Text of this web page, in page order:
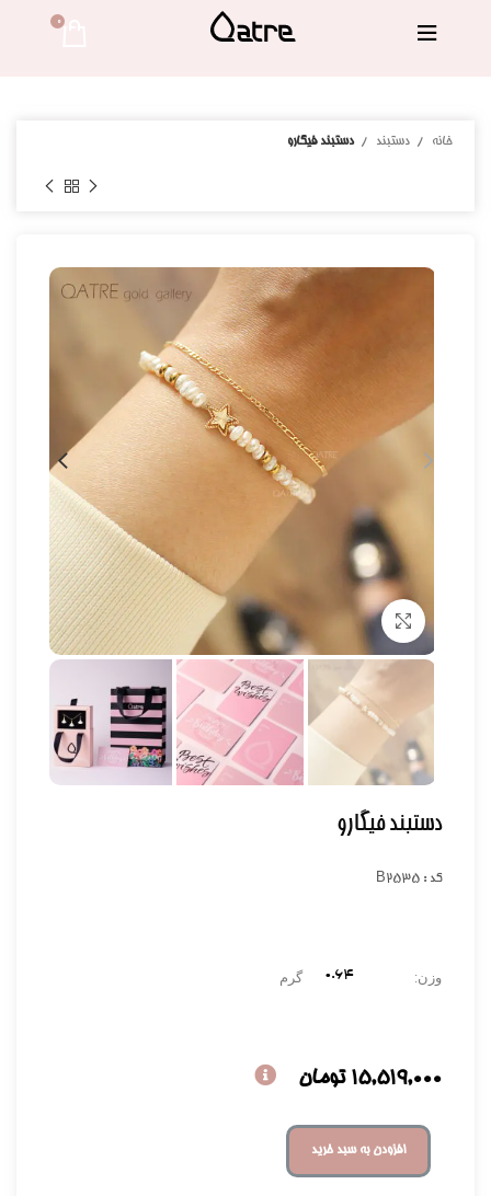
0
خانه دستبند دستبند فیگارو
برای بزرگنمایی کلیک کنید
دستبند فیگارو
کد : B2535
وزن: 0.۶۴ گرم
15,519,000 تومان
افزودن به سبد خرید